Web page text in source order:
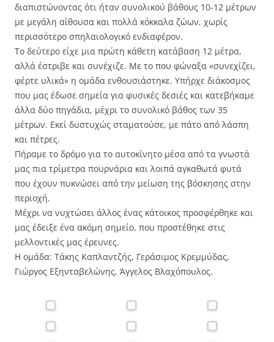
διαπιστώνοντας ότι ήταν συνολικού βάθους 10-12 μέτρων
με μεγάλη αίθουσα και πολλά κόκκαλα ζώων, χωρίς
περισσότερο σπηλαιολογικό ενδιαφέρον.
Το δεύτερο είχε μια πρώτη κάθετη κατάβαση 12 μέτρα,
αλλά έστριβε και συνέχιζε. Με το που φώναξα «συνεχίζει,
φέρτε υλικά» η ομάδα ενθουσιάστηκε. Υπήρχε διάκοσμος
που μας έδωσε σημεία για φυσικές δεσιές και κατεβήκαμε
άλλα δύο πηγάδια, μέχρι το συνολικό βάθος των 35
μέτρων. Εκεί δυστυχώς σταματούσε, με πάτο από λάσπη
και πέτρες.
Πήραμε το δρόμο για το αυτοκίνητο μέσα από τα γνωστά
μας πια τρίμετρα πουρνάρια και λοιπά αγκαθωτά φυτά
που έχουν πυκνώσει από την μείωση της βόσκησης στην
περιοχή.
Μέχρι να νυχτώσει άλλος ένας κάτοικος προσφέρθηκε και
μας έδειξε ένα ακόμη σημείο, που προστέθηκε στις
μελλοντικές μας έρευνες.
Η ομάδα: Τάκης Καπλαντζής, Γεράσιμος Κρεμμύδας,
Γιώργος Εξηνταβελώνης, Άγγελος Βλαχόπουλος.